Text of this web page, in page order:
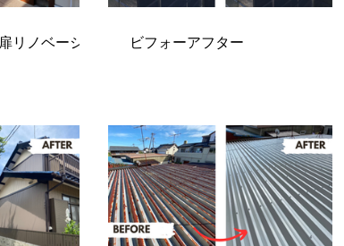
リノベーショ
ビフォーアフター